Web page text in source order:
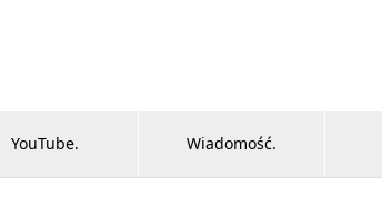
YouTube. Wiadomość.